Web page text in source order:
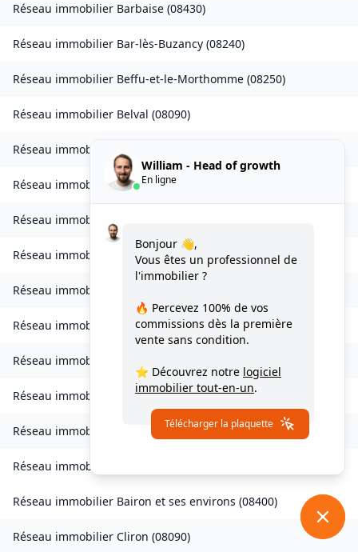
Réseau immobilier Barbaise (08430)
Réseau immobilier Bar-lès-Buzancy (08240)
Réseau immobilier Beffu-et-le-Morthomme (08250)
Réseau immobilier Belval (08090)
Réseau immobilier
Réseau immobilierBourcq (08400
Réseau immobilier
Réseau immobilier Brévilly( 08140)
Réseau immobilier
Réseau immobilier Chagny(08430)
Réseau immobilier
Réseau immobilier Chardeny(08400)
Réseau immobilier Chatel-Chéhéry(08250)
Réseau immobilier
Réseau immobilier Bairon et ses environs (08400)
Réseau immobilier Cliron (08090)
William - Head of growth
En ligne
Bonjour 👋,
Vous êtes un professionnel de
l'immobilier ?
🔥 Percevez 100% de vos
commissions dès la première
vente sans condition.
⭐ Découvrez notre logiciel
immobilier tout-en-un.
Télécharger la plaquette